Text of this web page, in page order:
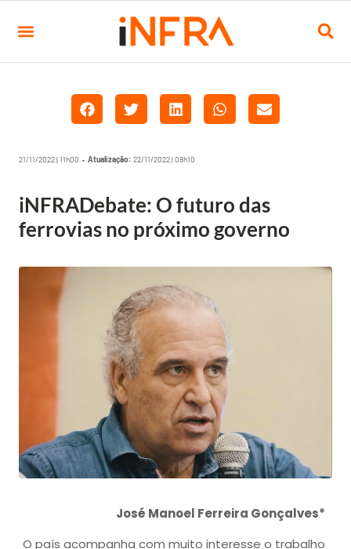
21/11/2022 | 11h00 • Atualização: 22/11/2022 | 08h10
iNFRADebate: O futuro das
ferrovias no próximo governo
José Manoel Ferreira Gonçalves*
O país acompanha com muito interesse o trabalho